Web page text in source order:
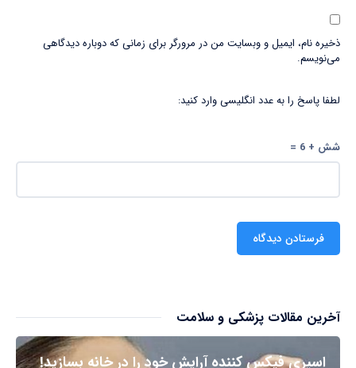
ذخیره نام، ایمیل و وبسایت من در مرورگر برای زمانی که دوباره دیدگاهی
می‌نویسم.
لطفا پاسخ را به عدد انگلیسی وارد کنید:
شش + 6 =
آخرین مقالات پزشکی و سلامت
اسپری فیکس کننده آرایش خود را در خانه بسازید!